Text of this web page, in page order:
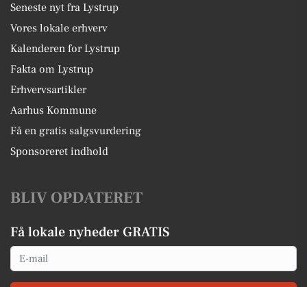
Seneste nyt fra Lystrup
Vores lokale erhverv
Kalenderen for Lystrup
Fakta om Lystrup
Erhvervsartikler
Aarhus Kommune
Få en gratis salgsvurdering
Sponsoreret indhold
BLIV OPDATERET
Få lokale nyheder GRATIS
Email